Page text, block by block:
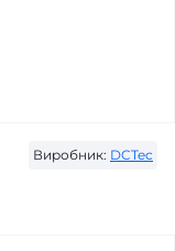
Виробник: DCTec